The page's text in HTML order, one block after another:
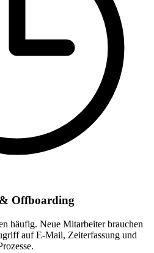
Offboarding
häufig. Neue Mitarbeiter brauchen
auf E-Mail, Zeiterfassung und